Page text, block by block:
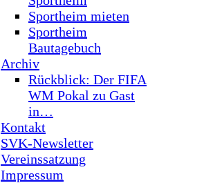
Sportheim mieten
Sportheim
Bautagebuch
Archiv
Rückblick: Der FIFA
WM Pokal zu Gast
in…
Kontakt
SVK-Newsletter
Vereinssatzung
Impressum